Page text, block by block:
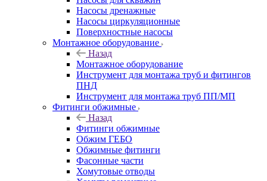
Насосы дренажные
Насосы циркуляционные
Поверхностные насосы
Монтажное оборудование
Назад
Монтажное оборудование
Инструмент для монтажа труб и фитингов
ПНД
Инструмент для монтажа труб ПП/МП
Фитинги обжимные
Назад
Фитинги обжимные
Обжим ГЕБО
Обжимные фитинги
Фасонные части
Хомутовые отводы